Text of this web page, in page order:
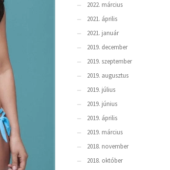
2022. március
2021. április
2021. január
2019. december
2019. szeptember
2019. augusztus
2019. július
2019. június
2019. április
2019. március
2018. november
2018. október